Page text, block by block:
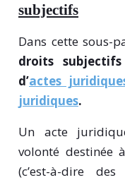
subjectifs
Dans cette sous-
droits
d’actes
juridiques.
Un acte
volonté destinée
(c’est-à-dire